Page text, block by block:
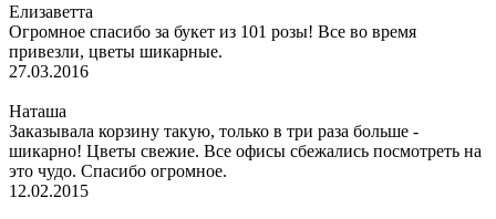
Елизаветта
Огромное спасибо за букет из 101 розы! Все во время
привезли, цветы шикарные.
27.03.2016
Наташа
Заказывала корзину такую, только в три раза больше -
шикарно! Цветы свежие. Все офисы сбежались посмотреть на
это чудо. Спасибо огромное.
12.02.2015